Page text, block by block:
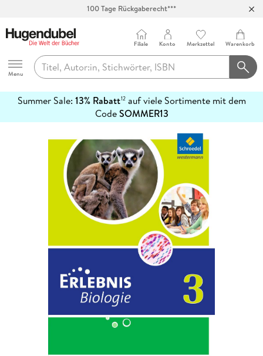
100 Tage Rückgaberecht***
Hugendubel
Menu
Filiale Konto Merkzettel Warenkorb
Summer Sale: 13% Rabatt12auf viele Sortimente mit dem
CodeSOMMER13
erfahren